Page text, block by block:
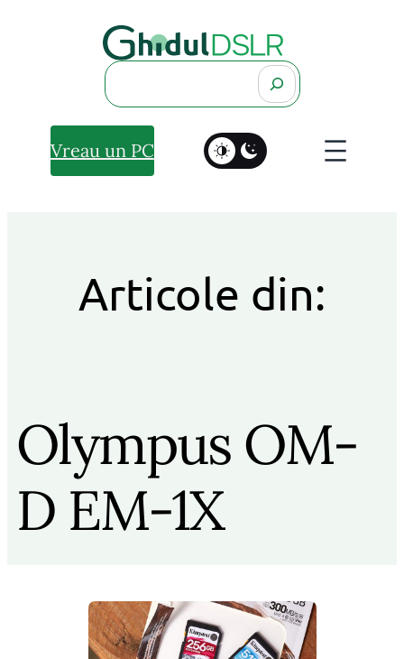
Search
Vreau un PC
Articole din:
Olympus OM-
D EM-1X